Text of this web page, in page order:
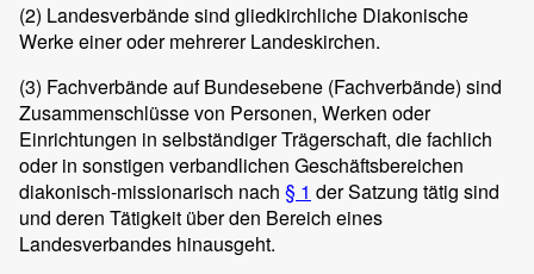
(2) Landesverbände sind gliedkirchliche Diakonische
Werke einer oder mehrerer Landeskirchen.
(3) Fachverbände auf Bundesebene (Fachverbände) sind
Zusammenschlüsse von Personen, Werken oder
Einrichtungen in selbständiger Trägerschaft, die fachlich
oder in sonstigen verbandlichen Geschäftsbereichen
diakonisch-missionarisch nach § 1 der Satzung tätig sind
und deren Tätigkeit über den Bereich eines
Landesverbandes hinausgeht.